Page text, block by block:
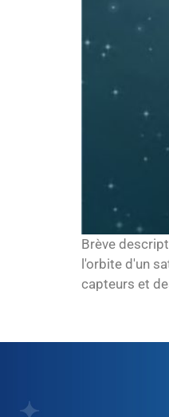
Brève
l'orbite d'un
capteurs et